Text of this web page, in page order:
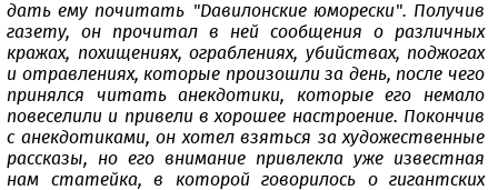
дать ему почитать "Давилонские юморески". Получив
газету, он прочитал в ней сообщения о различных
кражах, похищениях, ограблениях, убийствах, поджогах
и отравлениях, которые произошли за день, после чего
принялся читать анекдотики, которые его немало
повеселили и привели в хорошее настроение. Покончив
с анекдотиками, он хотел взяться за художественные
рассказы, но его внимание привлекла уже известная
нам статейка, в которой говорилось о гигантских